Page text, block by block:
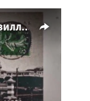
Домик у океана. Как выглядит вилла для Людмилы Путиной – репортаж с юга Франции